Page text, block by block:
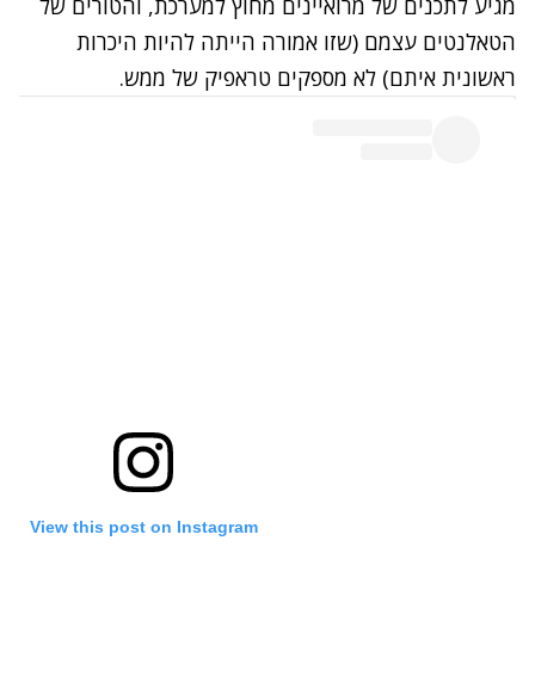
מגיע לתכנים של מרואיינים מחוץ למערכת, ו הטורים של
הטאלנטים עצמם (שזו אמורה הייתה להיות היכרות
ראשונית איתם) לא מספקים טראפיק של ממש.
View this post on Instagram